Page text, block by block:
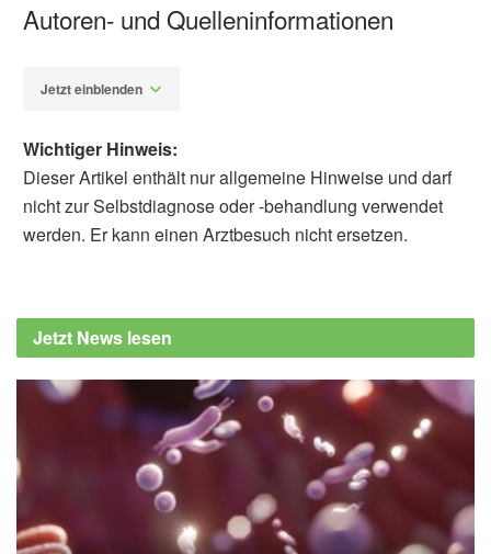
Autoren- und Quelleninformationen
Jetzt einblenden
really help you lose weight? Hold your pickle.
The evidence isn’t looking great
Hyein Jung, Ye-Rang Yun, Sung Wook
Hong, Sangah Shin: Association between
kimchi consumption and obesity based on
BMI and abdominal obesity in Korean adults:
a cross-sectional analysis of the Health
Examinees study; in: BMJ Open
Wichtiger Hinweis:
Dieser Artikel enthält nur allgemeine Hinweise und darf
nicht zur Selbstdiagnose oder -behandlung verwendet
werden. Er kann einen Arztbesuch nicht ersetzen.
Jetzt News lesen